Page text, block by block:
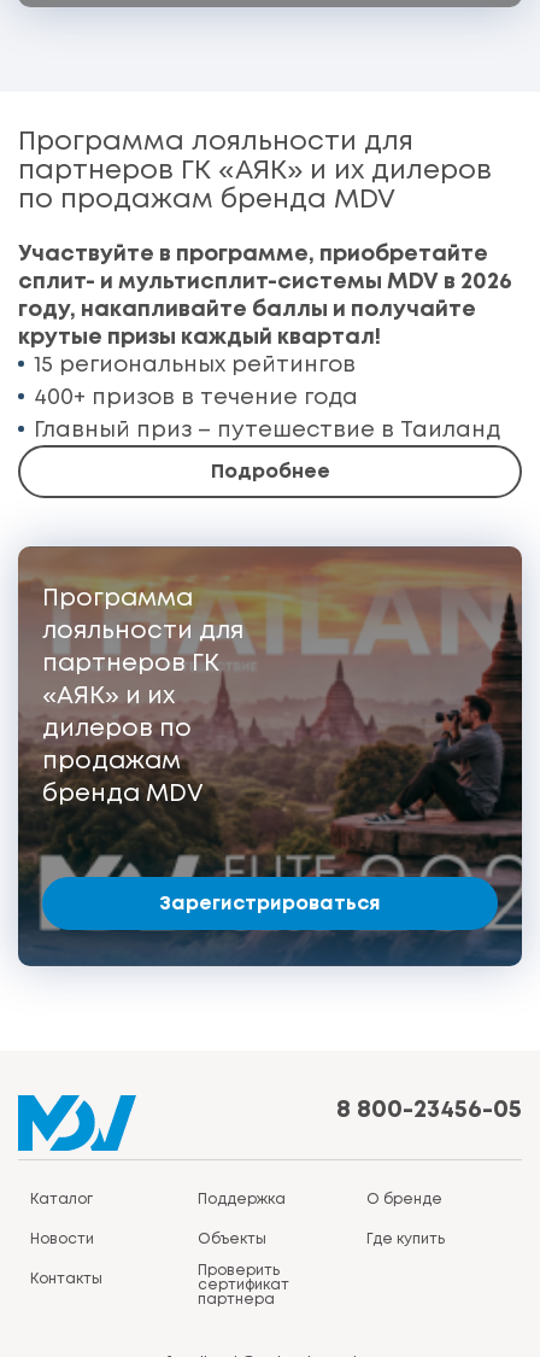
Программа лояльности для
партнеров ГК «АЯК» и их дилеров
по продажам бренда MDV
Участвуйте в программе, приобретайте
сплит- и мультисплит-системы MDV в 2026
году, накапливайте баллы и получайте
крутые призы каждый квартал!
15 региональных рейтингов
400+ призов в течение года
Главный приз – путешествие в Таиланд
Подробнее
Программа
лояльности для
партнеров ГК
«АЯК» и их
дилеров по
продажам
бренда MDV
Зарегистрироваться
8 800-23456-05
Каталог Поддержка О бренде
Новости Объекты Где купить
Контакты
Проверить
сертификат
партнера